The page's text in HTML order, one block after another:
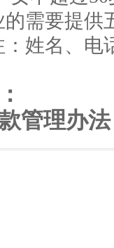
需要提供
姓名、电
管理办法